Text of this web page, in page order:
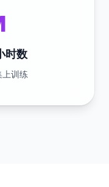
时数
训练